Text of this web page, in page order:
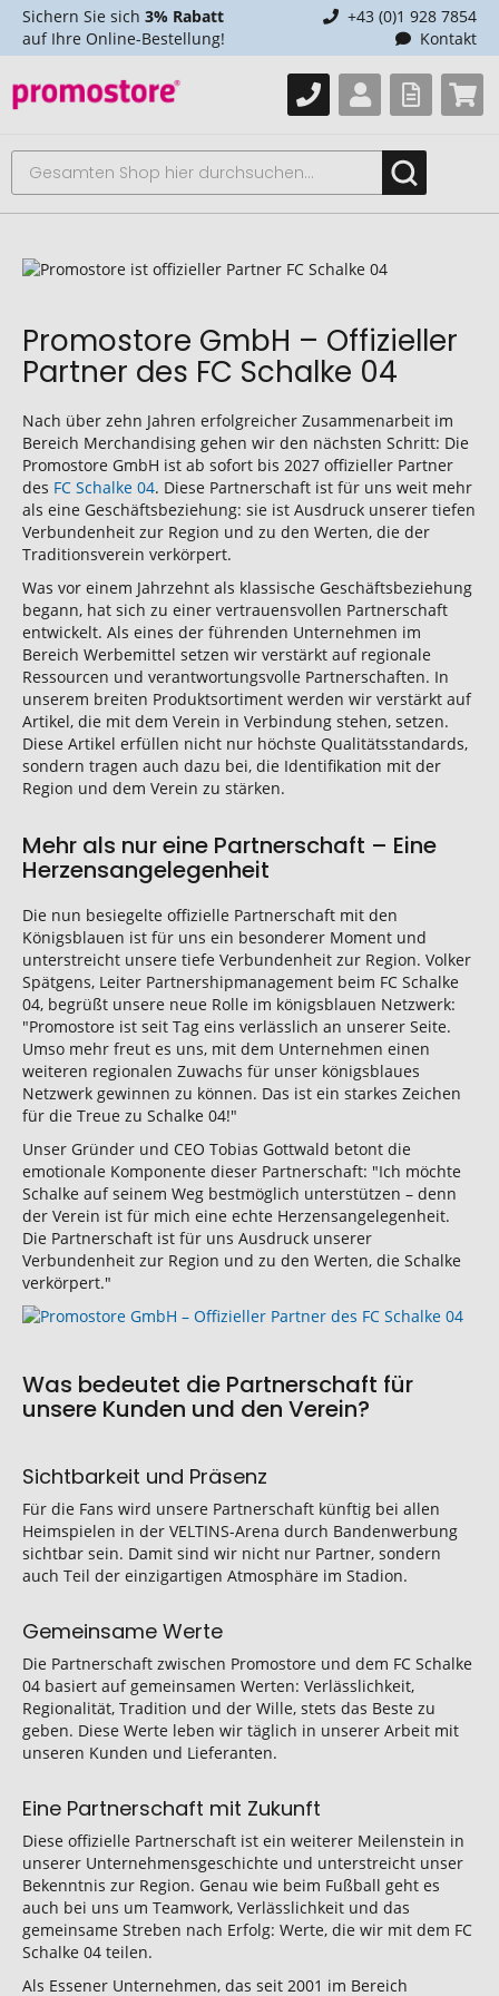
Sichern Sie sich 3% Rabatt
auf Ihre Online-Bestellung!
+43 (0)1 928 7854
Kontakt
Promostore GmbH – Offizieller
Partner des FC Schalke 04
Nach über zehn Jahren erfolgreicher Zusammenarbeit im
Bereich Merchandising gehen wir den nächsten Schritt: Die
Promostore GmbH ist ab sofort bis 2027 offizieller Partner
des FC Schalke 04. Diese Partnerschaft ist für uns weit mehr
als eine Geschäftsbeziehung: sie ist Ausdruck unserer tiefen
Verbundenheit zur Region und zu den Werten, die der
Traditionsverein verkörpert.
Was vor einem Jahrzehnt als klassische Geschäftsbeziehung
begann, hat sich zu einer vertrauensvollen Partnerschaft
entwickelt. Als eines der führenden Unternehmen im
Bereich Werbemittel setzen wir verstärkt auf regionale
Ressourcen und verantwortungsvolle Partnerschaften. In
unserem breiten Produktsortiment werden wir verstärkt auf
Artikel, die mit dem Verein in Verbindung stehen, setzen.
Diese Artikel erfüllen nicht nur höchste Qualitätsstandards,
sondern tragen auch dazu bei, die Identifikation mit der
Region und dem Verein zu stärken.
Mehr als nur eine Partnerschaft – Eine
Herzensangelegenheit
Die nun besiegelte offizielle Partnerschaft mit den
Königsblauen ist für uns ein besonderer Moment und
unterstreicht unsere tiefe Verbundenheit zur Region. Volker
Spätgens, Leiter Partnershipmanagement beim FC Schalke
04, begrüßt unsere neue Rolle im königsblauen Netzwerk:
"Promostore ist seit Tag eins verlässlich an unserer Seite.
Umso mehr freut es uns, mit dem Unternehmen einen
weiteren regionalen Zuwachs für unser königsblaues
Netzwerk gewinnen zu können. Das ist ein starkes Zeichen
für die Treue zu Schalke 04!"
Unser Gründer und CEO Tobias Gottwald betont die
emotionale Komponente dieser Partnerschaft: "Ich möchte
Schalke auf seinem Weg bestmöglich unterstützen – denn
der Verein ist für mich eine echte Herzensangelegenheit.
Die Partnerschaft ist für uns Ausdruck unserer
Verbundenheit zur Region und zu den Werten, die Schalke
verkörpert."
Was bedeutet die Partnerschaft für
unsere Kunden und den Verein?
Sichtbarkeit und Präsenz
Für die Fans wird unsere Partnerschaft künftig bei allen
Heimspielen in der VELTINS-Arena durch Bandenwerbung
sichtbar sein. Damit sind wir nicht nur Partner, sondern
auch Teil der einzigartigen Atmosphäre im Stadion.
Gemeinsame Werte
Die Partnerschaft zwischen Promostore und dem FC Schalke
04 basiert auf gemeinsamen Werten: Verlässlichkeit,
Regionalität, Tradition und der Wille, stets das Beste zu
geben. Diese Werte leben wir täglich in unserer Arbeit mit
unseren Kunden und Lieferanten.
Eine Partnerschaft mit Zukunft
Diese offizielle Partnerschaft ist ein weiterer Meilenstein in
unserer Unternehmensgeschichte und unterstreicht unser
Bekenntnis zur Region. Genau wie beim Fußball geht es
auch bei uns um Teamwork, Verlässlichkeit und das
gemeinsame Streben nach Erfolg: Werte, die wir mit dem FC
Schalke 04 teilen.
Als Essener Unternehmen, das seit 2001 im Bereich